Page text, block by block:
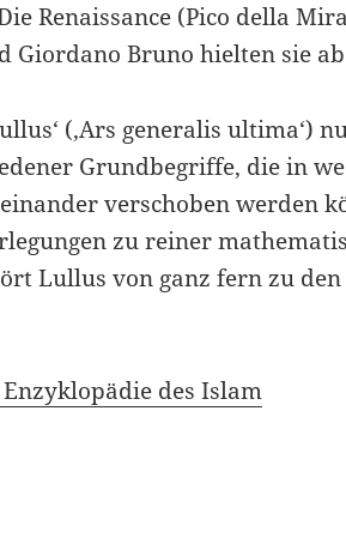
Renaissance (Pico della
Giordano Bruno hielten sie
(‚Ars generalis ultima‘)
Grundbegriffe, die in
verschoben werden
zu reiner
Lullus von ganz fern zu
des Islam